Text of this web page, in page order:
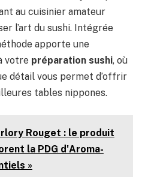
au cuisinier amateur
l’art du sushi. Intégrée
apporte une
votre préparation sushi, où
détail vous permet d’offrir
tables nippones.
Rouget : le produit
la PDG d'Aroma-
»